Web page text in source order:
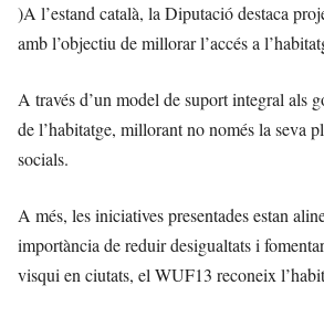
)A l’estand català, la Diputació destaca
amb l’objectiu de millorar l’accés a
A través d’un model de suport integral als
de l’habitatge, millorant no només la seva
socials.
A més, les iniciatives presentades estan
importància de reduir desigualtats i
visqui en ciutats, el WUF13 reconeix